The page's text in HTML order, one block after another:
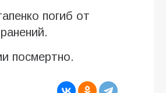
погиб от
посмертно.